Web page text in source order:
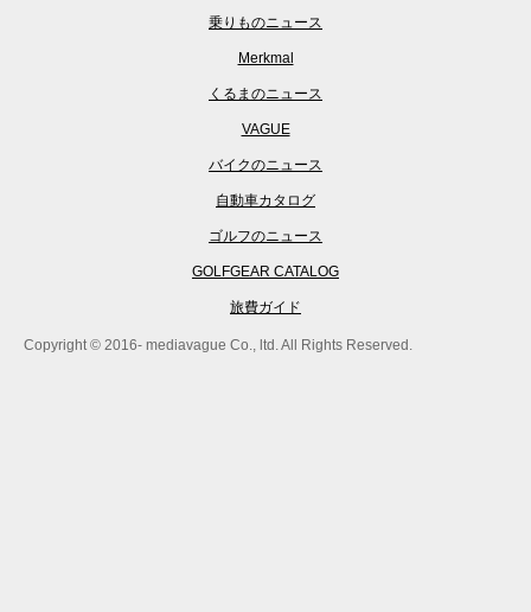
乗りものニュース
Merkmal
くるまのニュース
VAGUE
バイクのニュース
自動車カタログ
ゴルフのニュース
GOLFGEAR CATALOG
旅費ガイド
Copyright © 2016- mediavague Co., ltd. All Rights Reserved.